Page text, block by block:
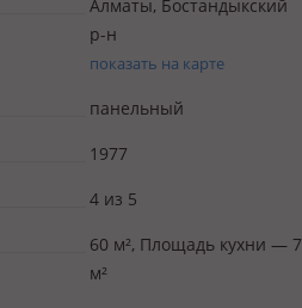
Алматы, Бостандыкский
р-н
показать на карте
панельный
1977
4 из 5
60 м², Площадь кухни — 7
м²